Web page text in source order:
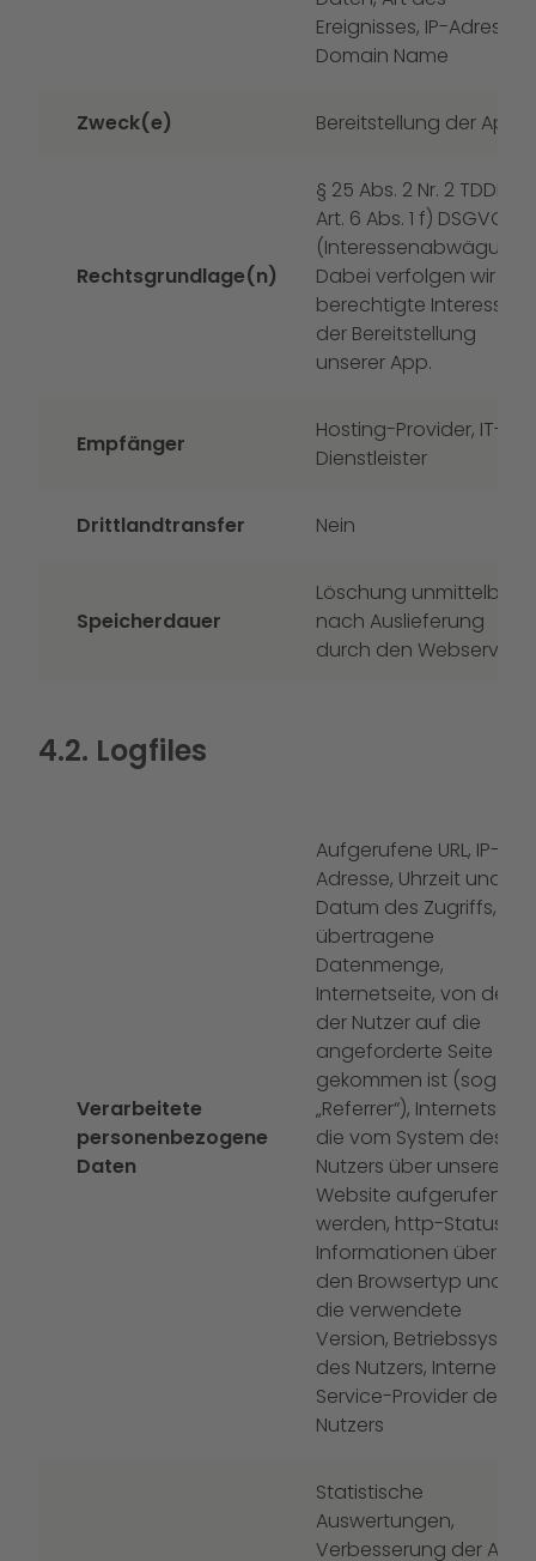
Ereignisses, IP-Adresse,
Domain Name
Zweck(e) Bereitstellung der App
Rechtsgrundlage(n)
§ 25 Abs. 2 Nr. 2 TDDDG,
Art. 6 Abs. 1 f) DSGVO
(Interessenabwägung).
Dabei verfolgen wir das
berechtigte Interesse
der Bereitstellung
unserer App.
Empfänger
Hosting-Provider, IT-
Dienstleister
Drittlandtransfer Nein
Speicherdauer
Löschung unmittelbar
nach Auslieferung
durch den Webserver
4.2. Logfiles
Verarbeitete
personenbezogene
Daten
Aufgerufene URL, IP-
Adresse, Uhrzeit und
Datum des Zugriffs,
übertragene
Datenmenge,
Internetseite, von der
der Nutzer auf die
angeforderte Seite
gekommen ist (sog.
„Referrer“), Internetseite,
die vom System des
Nutzers über unsere
Website aufgerufen
werden, http-Status,
Informationen über
den Browsertyp und
die verwendete
Version, Betriebssystem
des Nutzers, Internet-
Service-Provider des
Nutzers
Statistische
Auswertungen,
Verbesserung der App,